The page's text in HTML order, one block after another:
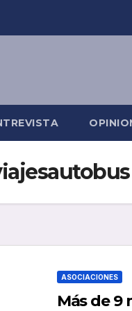
ASOCIACIONES
Más de 9